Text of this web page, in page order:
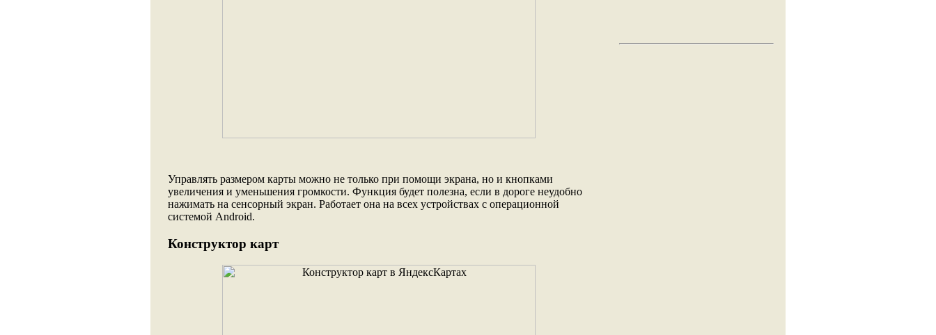
Управлять размером карты можно не только при помощи экрана, но и кнопками
увеличения и уменьшения громкости. Функция будет полезна, если в дороге неудобно
нажимать на сенсорный экран. Работает она на всех устройствах с операционной
системой Android.
Конструктор карт